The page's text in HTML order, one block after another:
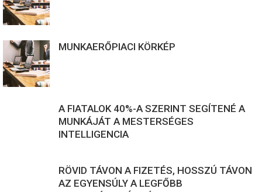
MUNKAERŐPIACI KÖRKÉP
A FIATALOK 40%-A SZERINT SEGÍTENÉ A
MUNKÁJÁT A MESTERSÉGES
INTELLIGENCIA
RÖVID TÁVON A FIZETÉS, HOSSZÚ TÁVON
AZ EGYENSÚLY A LEGFŐBB